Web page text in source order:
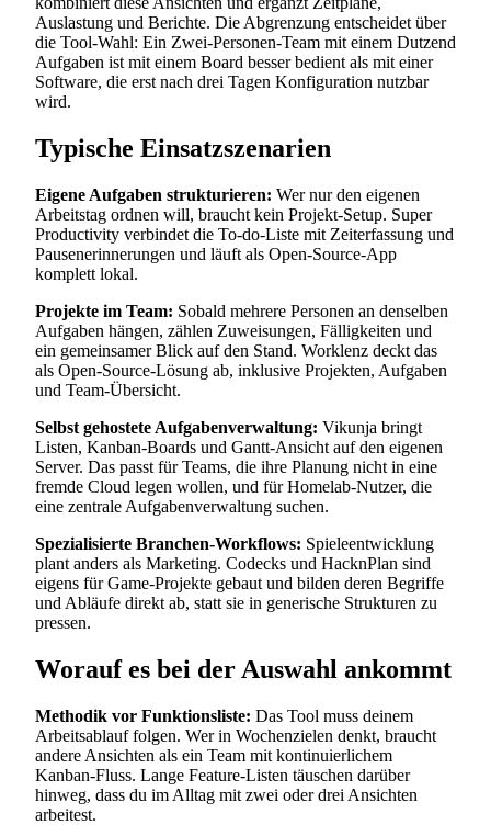
Auslastung und Berichte. Die Abgrenzung entscheidet über
die Tool-Wahl: Ein Zwei-Personen-Team mit einem Dutzend
Aufgaben ist mit einem Board besser bedient als mit einer
Software, die erst nach drei Tagen Konfiguration nutzbar
wird.
Typische Einsatzszenarien
Eigene Aufgaben strukturieren: Wer nur den eigenen
Arbeitstag ordnen will, braucht kein Projekt-Setup. Super
Productivity verbindet die To-do-Liste mit Zeiterfassung und
Pausenerinnerungen und läuft als Open-Source-App
komplett lokal.
Projekte im Team: Sobald mehrere Personen an denselben
Aufgaben hängen, zählen Zuweisungen, Fälligkeiten und
ein gemeinsamer Blick auf den Stand. Worklenz deckt das
als Open-Source-Lösung ab, inklusive Projekten, Aufgaben
und Team-Übersicht.
Selbst gehostete Aufgabenverwaltung: Vikunja bringt
Listen, Kanban-Boards und Gantt-Ansicht auf den eigenen
Server. Das passt für Teams, die ihre Planung nicht in eine
fremde Cloud legen wollen, und für Homelab-Nutzer, die
eine zentrale Aufgabenverwaltung suchen.
Spezialisierte Branchen-Workflows: Spieleentwicklung
plant anders als Marketing. Codecks und HacknPlan sind
eigens für Game-Projekte gebaut und bilden deren Begriffe
und Abläufe direkt ab, statt sie in generische Strukturen zu
pressen.
Worauf es bei der Auswahl ankommt
Methodik vor Funktionsliste: Das Tool muss deinem
Arbeitsablauf folgen. Wer in Wochenzielen denkt, braucht
andere Ansichten als ein Team mit kontinuierlichem
Kanban-Fluss. Lange Feature-Listen täuschen darüber
hinweg, dass du im Alltag mit zwei oder drei Ansichten
arbeitest.